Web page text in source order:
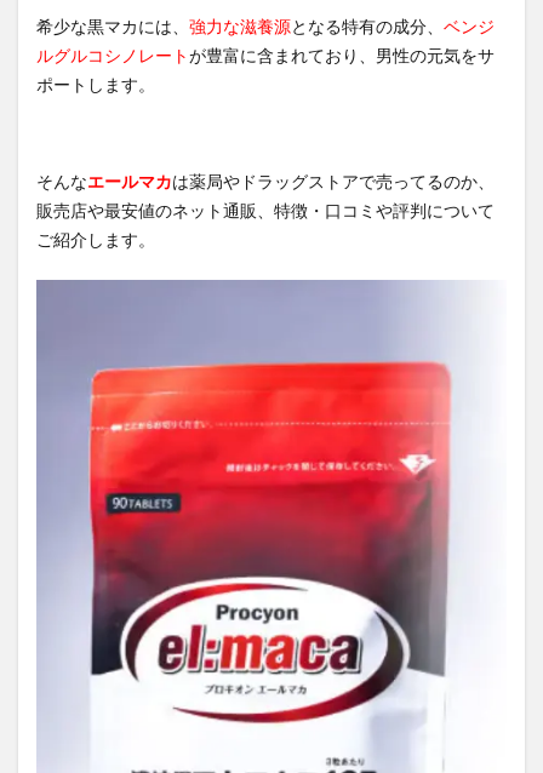
希少な黒マカには、 強力な滋養源となる特有の成分、 ベンジ
ルグルコシノレート が豊富に含まれており、男性の元気をサ
ポートします。
そんなエールマカは薬局やドラッグストアで売ってるのか、
販売店や最安値のネット通販、特徴・口コミや評判について
ご紹介します。